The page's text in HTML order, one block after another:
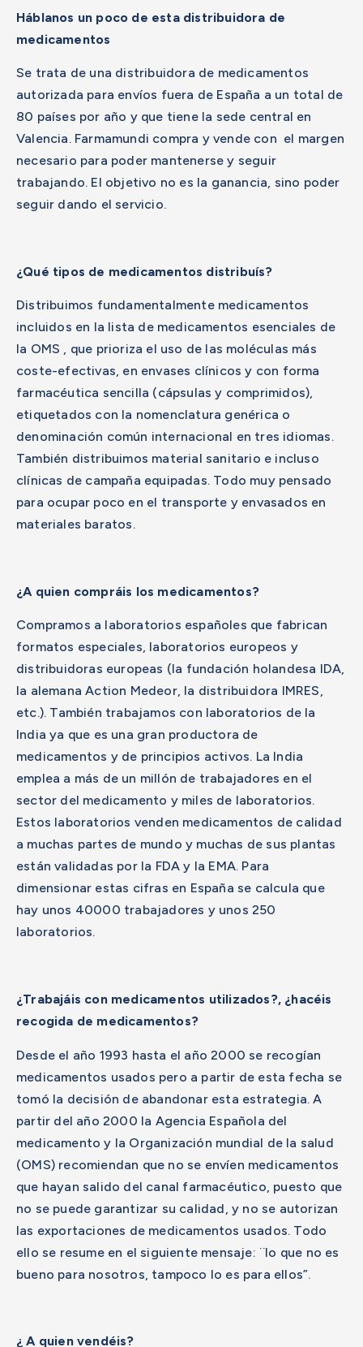
Háblanos un poco de esta distribuidora de
medicamentos
Se trata de una distribuidora de medicamentos
autorizada para envíos fuera de España a un total de
80 países por año y que tiene la sede central en
Valencia. Farmamundi compra y vende con el margen
necesario para poder mantenerse y seguir
trabajando. El objetivo no es la ganancia, sino poder
seguir dando el servicio.
¿Qué tipos de medicamentos distribuís?
Distribuimos fundamentalmente medicamentos
incluidos en la lista de medicamentos esenciales de
la OMS , que prioriza el uso de las moléculas más
coste-efectivas, en envases clínicos y con forma
farmacéutica sencilla (cápsulas y comprimidos),
etiquetados con la nomenclatura genérica o
denominación común internacional en tres idiomas.
También distribuimos material sanitario e incluso
clínicas de campaña equipadas. Todo muy pensado
para ocupar poco en el transporte y envasados en
materiales baratos.
¿A quien compráis los medicamentos?
Compramos a laboratorios españoles que fabrican
formatos especiales, laboratorios europeos y
distribuidoras europeas (la fundación holandesa IDA,
la alemana Action Medeor, la distribuidora IMRES,
etc.). También trabajamos con laboratorios de la
India ya que es una gran productora de
medicamentos y de principios activos. La India
emplea a más de un millón de trabajadores en el
sector del medicamento y miles de laboratorios.
Estos laboratorios venden medicamentos de calidad
a muchas partes de mundo y muchas de sus plantas
están validadas por la FDA y la EMA. Para
dimensionar estas cifras en España se calcula que
hay unos 40000 trabajadores y unos 250
laboratorios.
¿Trabajáis con medicamentos utilizados?, ¿hacéis
recogida de medicamentos?
Desde el año 1993 hasta el año 2000 se recogían
medicamentos usados pero a partir de esta fecha se
tomó la decisión de abandonar esta estrategia. A
partir del año 2000 la Agencia Española del
medicamento y la Organización mundial de la salud
(OMS) recomiendan que no se envíen medicamentos
que hayan salido del canal farmacéutico, puesto que
no se puede garantizar su calidad, y no se autorizan
las exportaciones de medicamentos usados. Todo
ello se resume en el siguiente mensaje: ¨lo que no es
bueno para nosotros, tampoco lo es para ellos”.
¿ A quien vendéis?